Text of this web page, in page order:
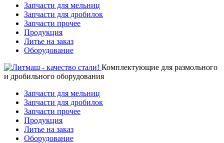
Запчасти для мельниц
Запчасти для дробилок
Запчасти прочее
Продукция
Литье на заказ
Оборудование
Комплектующие для размольного
и дробильного оборудования
Запчасти для мельниц
Запчасти для дробилок
Запчасти прочее
Продукция
Литье на заказ
Оборудование